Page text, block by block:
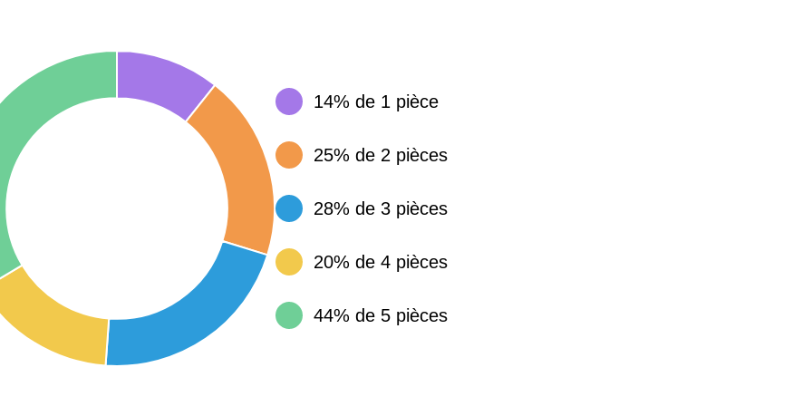
10 415 €
30 €
12 €
2 013 € 10 €
14% de 1 pièce
25% de 2 pièces
28% de 3 pièces
20% de 4 pièces
44% de 5 pièces